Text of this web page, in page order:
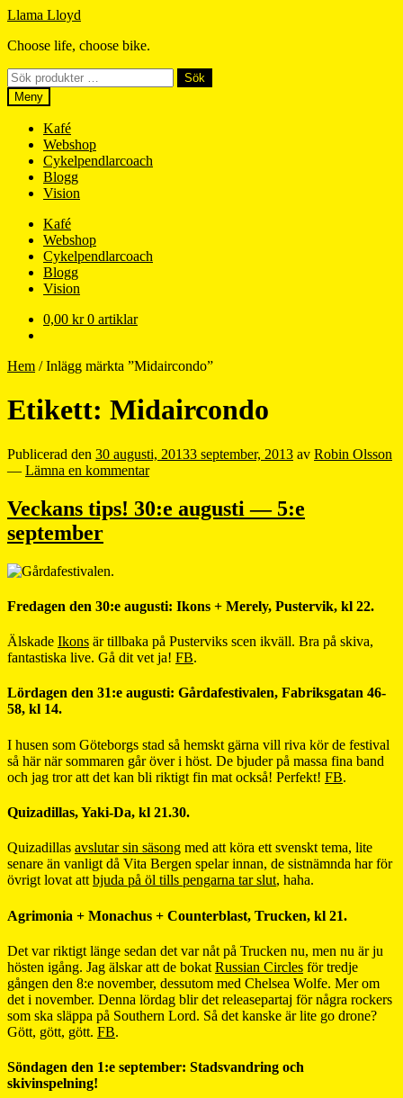
Hoppa
navigering
Hoppa
innehåll
Llama Lloyd
Choose life, choose bike.
Sök
efter:
Sök
Meny
Kafé
Webshop
Cykelpendlarcoach
Blogg
Vision
Kafé
Webshop
Cykelpendlarcoach
Blogg
Vision
0,00 kr 0 artiklar
Hem /Inlägg märkta ”Midaircondo”
Etikett: Midaircondo
Publicerad den 30 augusti, 20133 september, 2013 av Robin Olsson
— Lämna en kommentar
Veckans tips! 30:e augusti — 5:e
september
Fredagen den 30:e augusti: Ikons + Merely, Pustervik, kl 22.
Älskade Ikons är tillbaka på Pusterviks scen ikväll. Bra på skiva,
fantastiska live. Gå dit vet ja! FB.
Lördagen den 31:e augusti: Gårdafestivalen, Fabriksgatan 46-
58, kl 14.
I husen som Göteborgs stad så hemskt gärna vill riva kör de festival
så här när sommaren går över i höst. De bjuder på massa fina band
och jag tror att det kan bli riktigt fin mat också! Perfekt! FB.
Quizadillas, Yaki-Da, kl 21.30.
Quizadillas avslutar sin säsong med att köra ett svenskt tema, lite
senare än vanligt då Vita Bergen spelar innan, de sistnämnda har för
övrigt lovat att bjuda på öl tills pengarna tar slut, haha.
Agrimonia + Monachus + Counterblast, Trucken, kl 21.
Det var riktigt länge sedan det var nåt på Trucken nu, men nu är ju
hösten igång. Jag älskar att de bokat Russian Circles för tredje
gången den 8:e november, dessutom med Chelsea Wolfe. Mer om
det i november. Denna lördag blir det releasepartaj för några rockers
som ska släppa på Southern Lord. Så det kanske är lite go drone?
Gött, gött, gött. FB.
Söndagen den 1:e september: Stadsvandring och
skivinspelning!